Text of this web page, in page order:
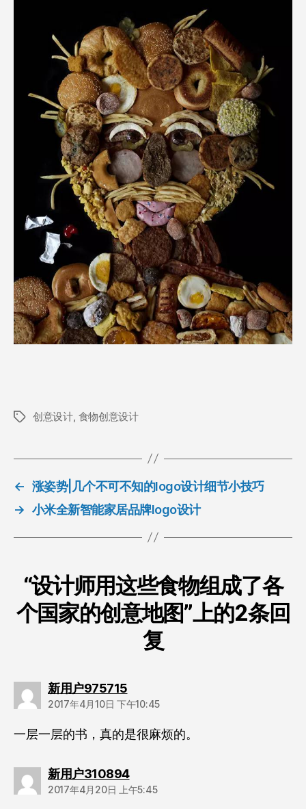
标
创意设计 食物创意设计
← 涨姿势|几个不可不知的logo设计细节小技巧
→ 小米全新智能家居品牌logo设计
“设计师用这些食物组成了各
个国家的创意地图”上的2条回
复
新用户975715说：
2017年4月10日 下午10:45
一层一层的书，真的是很麻烦的。
新用户310894说：
2017年4月20日 上午5:45